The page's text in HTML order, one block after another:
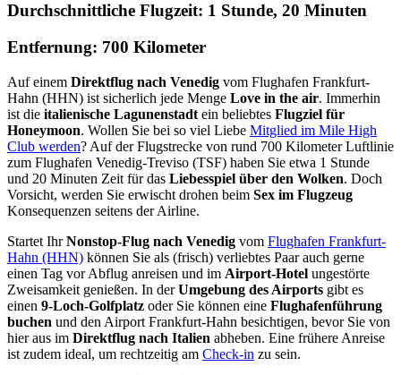
Durchschnittliche Flugzeit: 1 Stunde, 20 Minuten
Entfernung: 700 Kilometer
Auf einem Direktflug nach Venedig vom Flughafen Frankfurt-
Hahn (HHN) ist sicherlich jede Menge Love in the air. Immerhin
ist die italienische Lagunenstadt ein beliebtes Flugziel für
Honeymoon. Wollen Sie bei so viel Liebe Mitglied im Mile High
Club werden? Auf der Flugstrecke von rund 700 Kilometer Luftlinie
zum Flughafen Venedig-Treviso (TSF) haben Sie etwa 1 Stunde
und 20 Minuten Zeit für das Liebesspiel über den Wolken. Doch
Vorsicht, werden Sie erwischt drohen beim Sex im Flugzeug
Konsequenzen seitens der Airline.
Startet IhrNonstop-Flug nach Venedig vom Flughafen Frankfurt-
Hahn (HHN) können Sie als (frisch) verliebtes Paar auch gerne
einen Tag vor Abflug anreisen und im Airport-Hotel ungestörte
Zweisamkeit genießen. In derUmgebung des Airports gibt es
einen 9-Loch-Golfplatz oder Sie können eine Flughafenführung
buchen und den Airport Frankfurt-Hahn besichtigen, bevor Sie von
hier aus im Direktflug nach Italien abheben. Eine frühere Anreise
ist zudem ideal, um rechtzeitig am Check-in zu sein.